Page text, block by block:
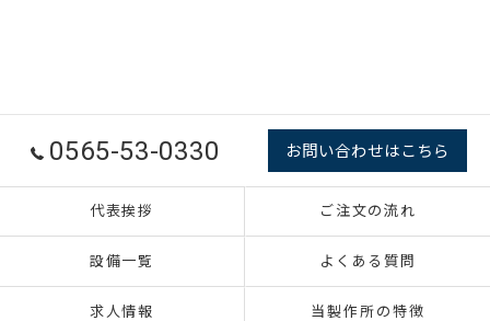
0565-53-0330 お問い合わせはこちら
代表挨拶 ご注文の流れ
設備一覧 よくある質問
求人情報 当製作所の特徴